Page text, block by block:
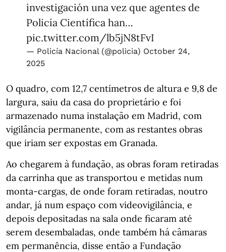
investigación una vez que agentes de
Policía Científica han…
pic.twitter.com/lb5jN8tFvI
— Policía Nacional (@policia) October 24,
2025
O quadro, com 12,7 centímetros de altura e 9,8 de
largura, saiu da casa do proprietário e foi
armazenado numa instalação em Madrid, com
vigilância permanente, com as restantes obras
que iriam ser expostas em Granada.
Ao chegarem à fundação, as obras foram retiradas
da carrinha que as transportou e metidas num
monta-cargas, de onde foram retiradas, noutro
andar, já num espaço com videovigilância, e
depois depositadas na sala onde ficaram até
serem desembaladas, onde também há câmaras
em permanência, disse então a Fundação